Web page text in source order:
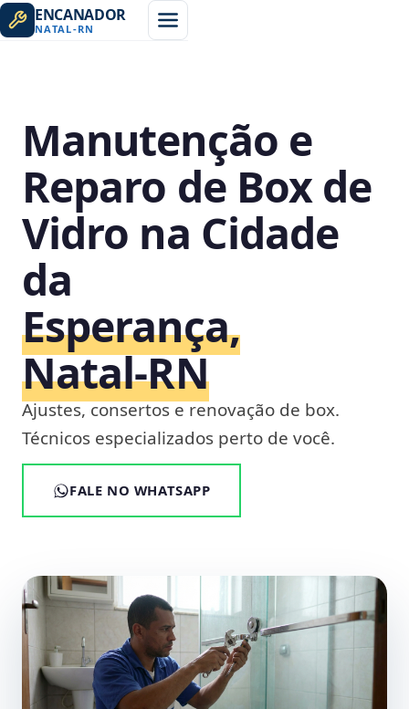
ENCANADOR
NATAL-RN
Manutenção e
Reparo de Box de
Vidro na Cidade
da
Esperança,
Natal‑RN
Ajustes, consertos e renovação de box.
Técnicos especializados perto de você.
FALE NO WHATSAPP